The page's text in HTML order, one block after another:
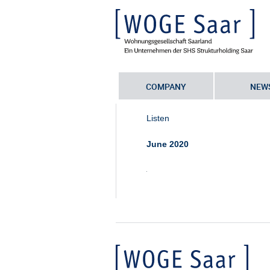
COMPANY
Sie befinden sich hier: Startseite •
Listen
June 2020